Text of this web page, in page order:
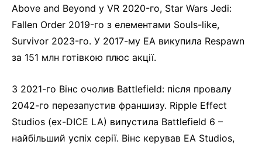
Above and Beyond у VR 2020-го, Star Wars Jedi:
Fallen Order 2019-го з елементами Souls-like,
Survivor 2023-го. У 2017-му EA викупила Respawn
за 151 млн готівкою плюс акції.
З 2021-го Вінс очолив Battlefield: після провалу
2042-го перезапустив франшизу. Ripple Effect
Studios (ex-DICE LA) випустила Battlefield 6 –
найбільший успіх серії. Вінс керував EA Studios,